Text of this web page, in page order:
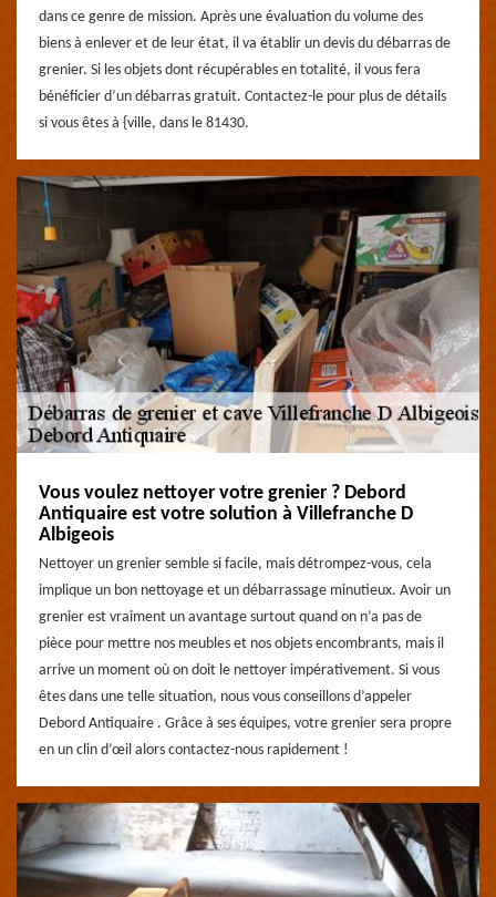
dans ce genre de mission. Après une évaluation du volume des
biens à enlever et de leur état, il va établir un devis du débarras de
grenier. Si les objets dont récupérables en totalité, il vous fera
bénéficier d’un débarras gratuit. Contactez-le pour plus de détails
si vous êtes à {ville, dans le 81430.
Vous voulez nettoyer votre grenier ? Debord
Antiquaire est votre solution à Villefranche D
Albigeois
Nettoyer un grenier semble si facile, mais détrompez-vous, cela
implique un bon nettoyage et un débarrassage minutieux. Avoir un
grenier est vraiment un avantage surtout quand on n’a pas de
pièce pour mettre nos meubles et nos objets encombrants, mais il
arrive un moment où on doit le nettoyer impérativement. Si vous
êtes dans une telle situation, nous vous conseillons d’appeler
Debord Antiquaire . Grâce à ses équipes, votre grenier sera propre
en un clin d’œil alors contactez-nous rapidement !